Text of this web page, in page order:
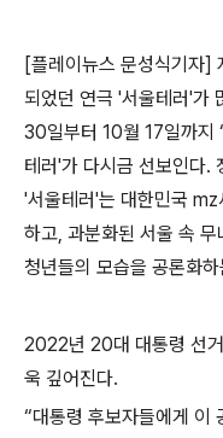
[플레이뉴스 문성식기자]
되었던 연극 '서울테러'가
30일부터 10월 17일까지 ‘
테러'가 다시금 선보인다.
'서울테러'는 대한민국 mz
하고, 과분화된 서울 속
청년들의 모습을 공론화
2022년 20대 대통령 선
욱 깊어진다.
“대통령 후보자들에게 이